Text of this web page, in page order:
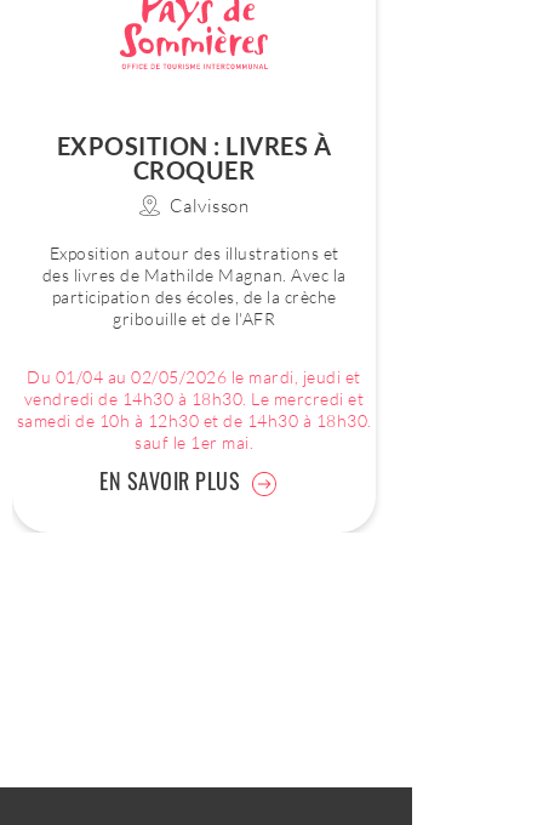
EXPOSITION : LIVRES À
CROQUER
Calvisson
Exposition autour des illustrations et
des livres de Mathilde Magnan. Avec la
participation des écoles, de la crèche
gribouille et de l'AFR
Du 01/04 au 02/05/2026 le mardi, jeudi et
vendredi de 14h30 à 18h30. Le mercredi et
samedi de 10h à 12h30 et de 14h30 à 18h30.
sauf le 1er mai.
EN SAVOIR PLUS